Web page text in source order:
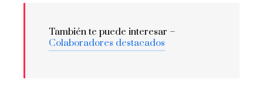
También te puede interesar –
Colaboradores destacados